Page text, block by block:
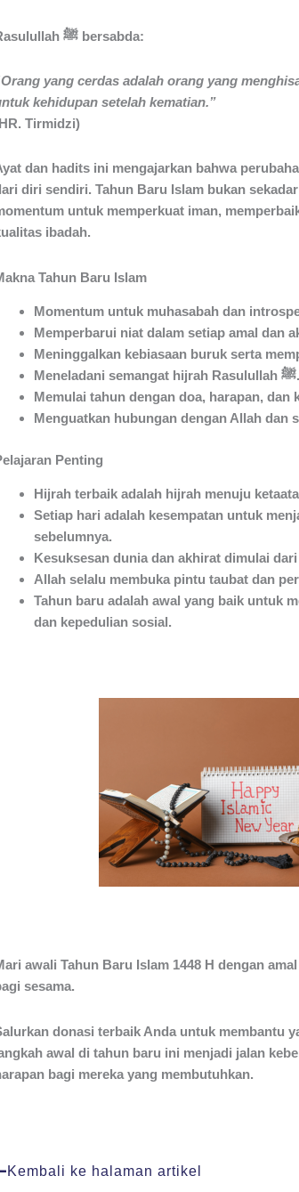
Rasulullah ﷺ bersabda:
yang cerdas adalah orang yang
kehidupan setelah kematian.”
Tirmidzi)
dan hadits ini mengajarkan bahwa
diri sendiri. Tahun Baru Islam bukan
untuk memperkuat iman,
ibadah.
Tahun Baru Islam
Momentum untuk muhasabah dan
Memperbarui niat dalam setiap amal dan
Meninggalkan kebiasaan buruk serta
Meneladani semangat hijrah Rasulullah ﷺ.
Memulai tahun dengan doa, harapan, dan
Menguatkan hubungan dengan Allah dan
Penting
Hijrah terbaik adalah hijrah menuju
Setiap hari adalah kesempatan untuk
sebelumnya.
Kesuksesan dunia dan akhirat dimulai
Allah selalu membuka pintu taubat dan
Tahun baru adalah awal yang baik untuk
dan kepedulian sosial.
awali Tahun Baru Islam 1448 H dengan
sesama.
donasi terbaik Anda untuk membantu
awal di tahun baru ini menjadi jalan
bagi mereka yang membutuhkan.
Kembali ke halaman artikel